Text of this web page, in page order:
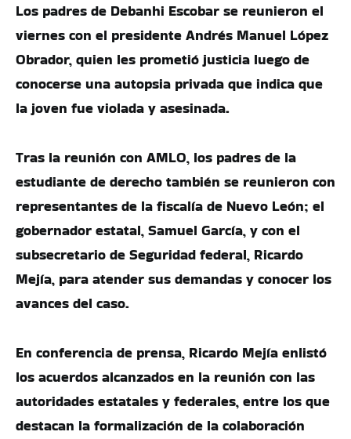
Los padres de Debanhi Escobar se reunieron el
viernes con el presidente Andrés Manuel López
Obrador, quien les prometió justicia luego de
conocerse una autopsia privada que indica que
la joven fue violada y asesinada.
Tras la reunión con AMLO, los padres de la
estudiante de derecho también se reunieron con
representantes de la fiscalía de Nuevo León; el
gobernador estatal, Samuel García, y con el
subsecretario de Seguridad federal, Ricardo
Mejía, para atender sus demandas y conocer los
avances del caso.
En conferencia de prensa, Ricardo Mejía enlistó
los acuerdos alcanzados en la reunión con las
autoridades estatales y federales, entre los que
destacan la formalización de la colaboración